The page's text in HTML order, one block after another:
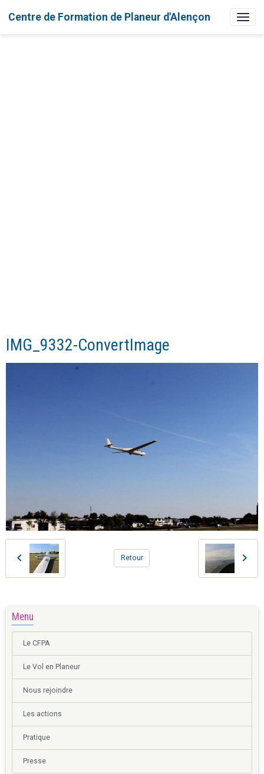
Centre de Formation de Planeur d'Alençon
IMG_9332-ConvertImage
Retour
Menu
Le CFPA
Le Vol en Planeur
Nous rejoindre
Les actions
Pratique
Presse